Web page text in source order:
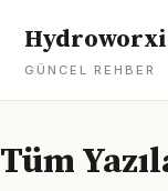
GÜNCEL REHBER
Tüm